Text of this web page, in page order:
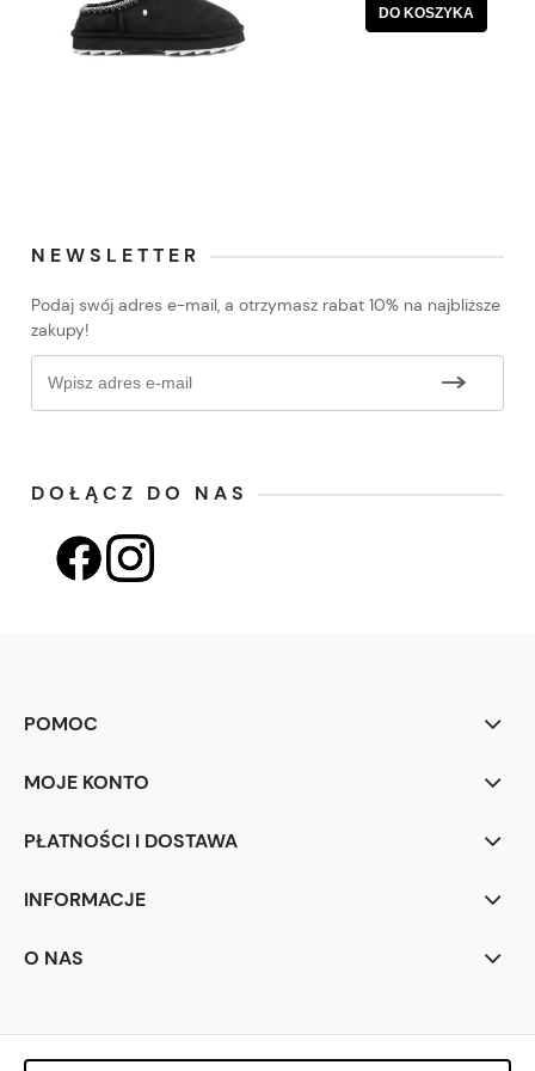
DO KOSZYKA
NEWSLETTER
Podaj swój adres e-mail, a otrzymasz rabat 10% na najbliższe
zakupy!
DOŁĄCZ DO NAS
POMOC
MOJE KONTO
PŁATNOŚCI I DOSTAWA
INFORMACJE
O NAS